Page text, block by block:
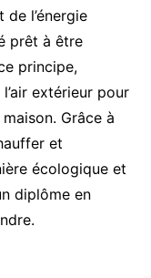
de l’énergie
prêt à être
principe,
extérieur pour
Grâce à
et
écologique et
diplôme en